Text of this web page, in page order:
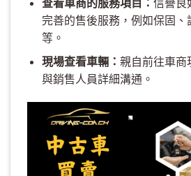
完善的售後服務，例如保固、
等。
現場查看車輛： 親自前往車商
與銷售人員詳細溝通。